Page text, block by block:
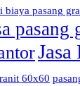
biaya pasang
pasang
Jasa
60x60